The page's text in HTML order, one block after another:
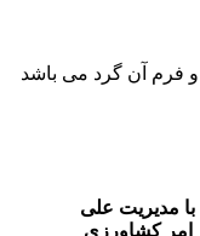
و فرم آن گرد می باشد
مدیریت علی